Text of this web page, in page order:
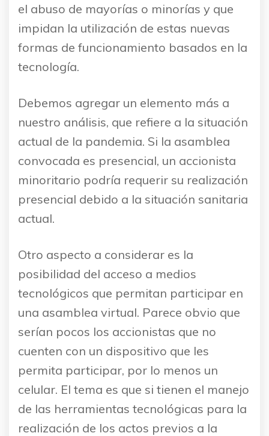
el abuso de mayorías o minorías y que
impidan la utilización de estas nuevas
formas de funcionamiento basados en la
tecnología.
Debemos agregar un elemento más a
nuestro análisis, que refiere a la situación
actual de la pandemia. Si la asamblea
convocada es presencial, un accionista
minoritario podría requerir su realización
presencial debido a la situación sanitaria
actual.
Otro aspecto a considerar es la
posibilidad del acceso a medios
tecnológicos que permitan participar en
una asamblea virtual. Parece obvio que
serían pocos los accionistas que no
cuenten con un dispositivo que les
permita participar, por lo menos un
celular. El tema es que si tienen el manejo
de las herramientas tecnológicas para la
realización de los actos previos a la